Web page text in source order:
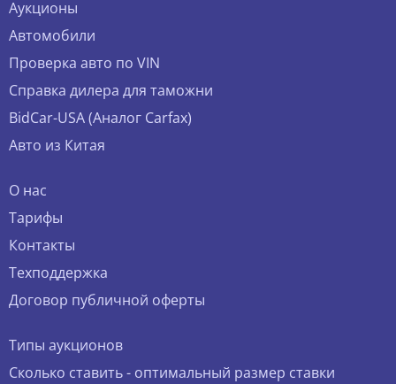
Аукционы
Автомобили
Проверка авто по VIN
Справка дилера для таможни
BidCar-USA (Аналог Carfax)
Авто из Китая
О нас
Тарифы
Контакты
Техподдержка
Договор публичной оферты
Типы аукционов
Сколько ставить - оптимальный размер ставки